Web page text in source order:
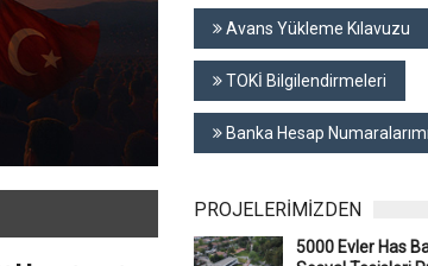
Avans Yükleme Kılavuzu
TOKİ Bilgilendirmeleri
Banka Hesap
PROJELERİMİZDEN
5000 Evler Has